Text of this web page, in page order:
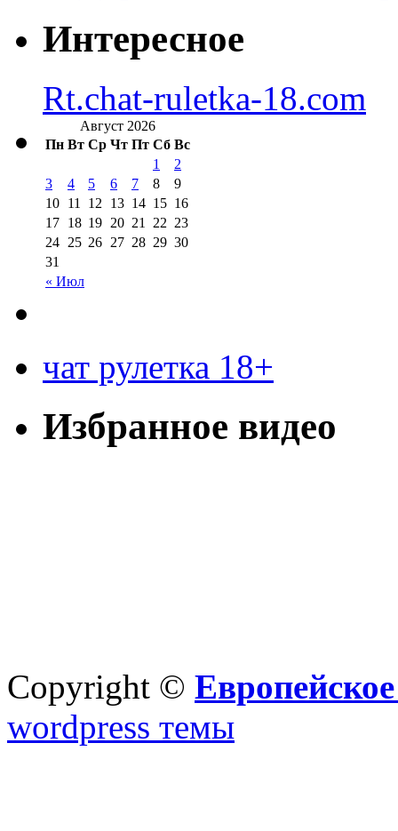
Интересное
Rt.chat-ruletka-18.com
Август 2026
Пн Вт Ср Чт Пт Сб Вс
« Июл
1
2
3
4 5 6 7 8
9
10 11 12 13 14 15 16
17 18 19 20 21 22 23
24 25 26 27 28 29 30
31
чат рулетка 18+
Избранное видео
Copyright ©
wordpress темы